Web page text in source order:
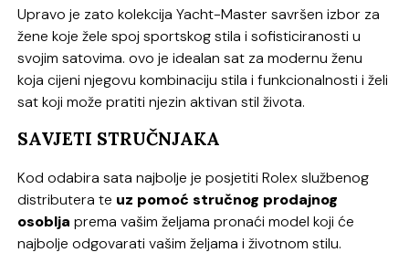
Upravo je zato kolekcija Yacht-Master savršen izbor za
žene koje žele spoj sportskog stila i sofisticiranosti u
svojim satovima. ovo je idealan sat za modernu ženu
koja cijeni njegovu kombinaciju stila i funkcionalnosti i želi
sat koji može pratiti njezin aktivan stil života.
SAVJETI STRUČNJAKA
Kod odabira sata najbolje je posjetiti Rolex službenog
distributera te uz pomoć stručnog prodajnog
osoblja prema vašim željama pronaći model koji će
najbolje odgovarati vašim željama i životnom stilu.